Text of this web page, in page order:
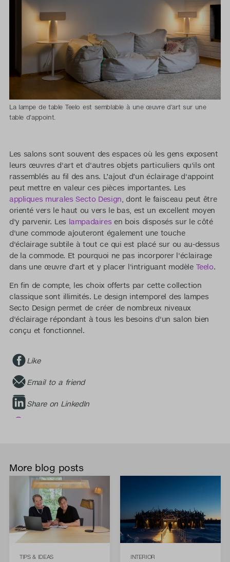
La lampe de table Teelo est semblable à une œuvre d'art sur une
table d'appoint.
Les salons sont souvent des espaces où les gens exposent
leurs œuvres d'art et d'autres objets particuliers qu'ils ont
rassemblés au fil des ans. L’ajout d’un éclairage d'appoint
peut mettre en valeur ces pièces importantes. Les
appliques murales Secto Design, dont le faisceau peut être
orienté vers le haut ou vers le bas, est un excellent moyen
d'y parvenir. Les lampadaires en bois disposés sur le côté
d'une commode ajouteront également une touche
d'éclairage subtile à tout ce qui est placé sur ou au-dessus
de la commode. Et pourquoi ne pas incorporer l'éclairage
dans une œuvre d'art et y placer l'intriguant modèle Teelo.
En fin de compte, les choix offerts par cette collection
classique sont illimités. Le design intemporel des lampes
Secto Design permet de créer de nombreux niveaux
d'éclairage répondant à tous les besoins d'un salon bien
conçu et fonctionnel.
Like
Email to a friend
Share on LinkedIn
More blog posts
TIPS & IDEAS INTERIOR